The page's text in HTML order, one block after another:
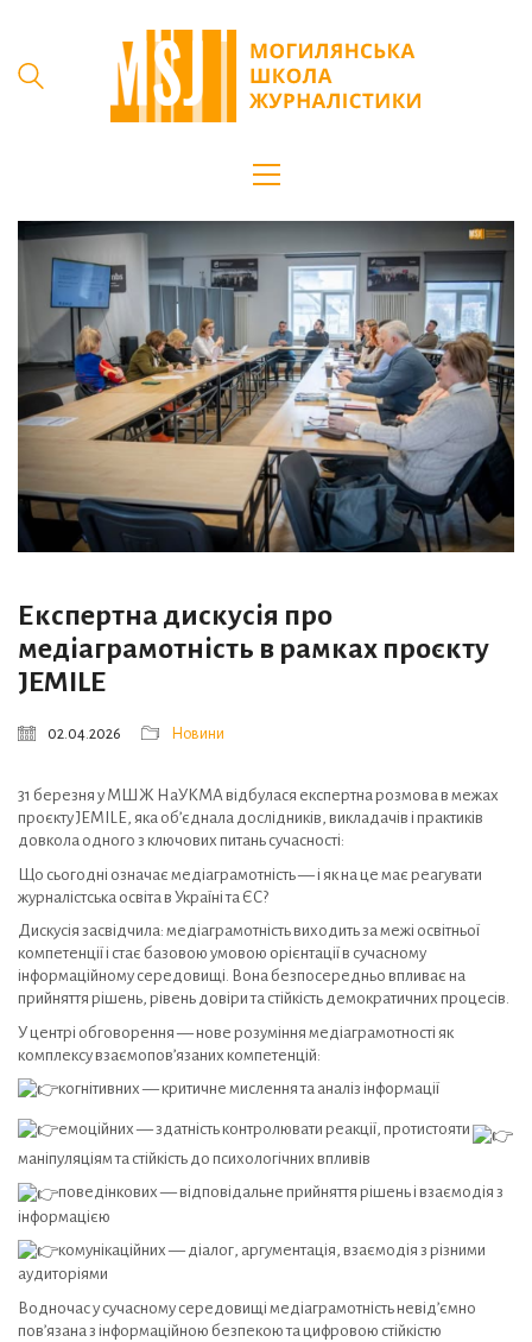
Експертна дискусія про
медіаграмотність в рамках проєкту
JEMILE
02.04.2026 Новини
31 березня у МШЖ НаУКМА відбулася експертна розмова в межах
проєкту JEMILE, яка об’єднала дослідників, викладачів і практиків
довкола одного з ключових питань сучасності:
Що сьогодні означає медіаграмотність — і як на це має реагувати
журналістська освіта в Україні та ЄС?
Дискусія засвідчила: медіаграмотність виходить за межі освітньої
компетенції і стає базовою умовою орієнтації в сучасному
інформаційному середовищі. Вона безпосередньо впливає на
прийняття рішень, рівень довіри та стійкість демократичних процесів.
У центрі обговорення — нове розуміння медіаграмотності як
комплексу взаємопов’язаних компетенцій:
когнітивних — критичне мислення та аналіз інформації
емоційних — здатність контролювати реакції, протистояти
маніпуляціям та стійкість до психологічних впливів
поведінкових — відповідальне прийняття рішень і взаємодія з
інформацією
комунікаційних — діалог, аргументація, взаємодія з різними
аудиторіями
Водночас у сучасному середовищі медіаграмотність невід’ємно
пов’язана з інформаційною безпекою та цифровою стійкістю